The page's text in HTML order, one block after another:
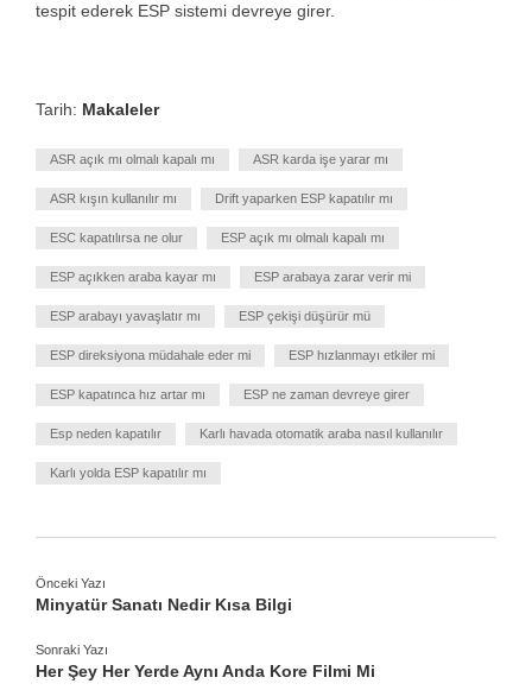
tespit ederek ESP sistemi devreye girer.
Tarih: Makaleler
ASR açık mı olmalı kapalı mı ASR karda işe yarar mı
ASR kışın kullanılır mı Drift yaparken ESP kapatılır mı
ESC kapatılırsa ne olur ESP açık mı olmalı kapalı mı
ESP açıkken araba kayar mı ESP arabaya zarar verir mi
ESP arabayı yavaşlatır mı ESP çekişi düşürür mü
ESP direksiyona müdahale eder mi ESP hızlanmayı etkiler mi
ESP kapatınca hız artar mı ESP ne zaman devreye girer
Esp neden kapatılır Karlı havada otomatik araba nasıl kullanılır
Karlı yolda ESP kapatılır mı
Önceki Yazı
Minyatür Sanatı Nedir Kısa Bilgi
Sonraki Yazı
Her Şey Her Yerde Aynı Anda Kore Filmi Mi